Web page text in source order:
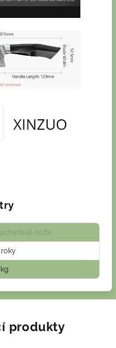
nože
roky
produkty